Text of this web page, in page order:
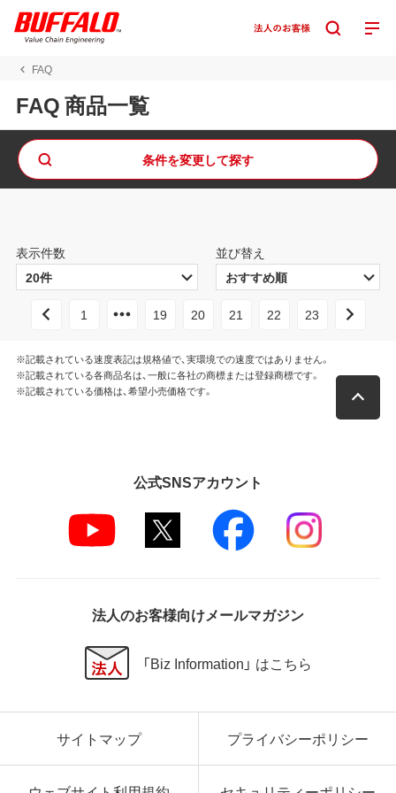
FAQ
FAQ 商品一覧
条件を変更して探す
表示件数 並び替え
1 19 20 21 22 23
※記載されている速度表記は規格値で、実環境での速度ではありません。
※記載されている各商品名は、一般に各社の商標または登録商標です。
※記載されている価格は、希望小売価格です。
公式SNSアカウント
法人のお客様向けメールマガジン
「Biz Information」 はこちら
サイトマップ プライバシーポリシー